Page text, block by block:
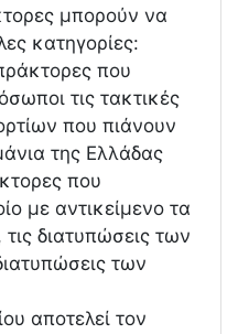
μπορούν να
κατηγορίες:
που
τις τακτικές
που πιάνουν
της Ελλάδας
που
με αντικείμενο τα
διατυπώσεις των
των
αποτελεί τον